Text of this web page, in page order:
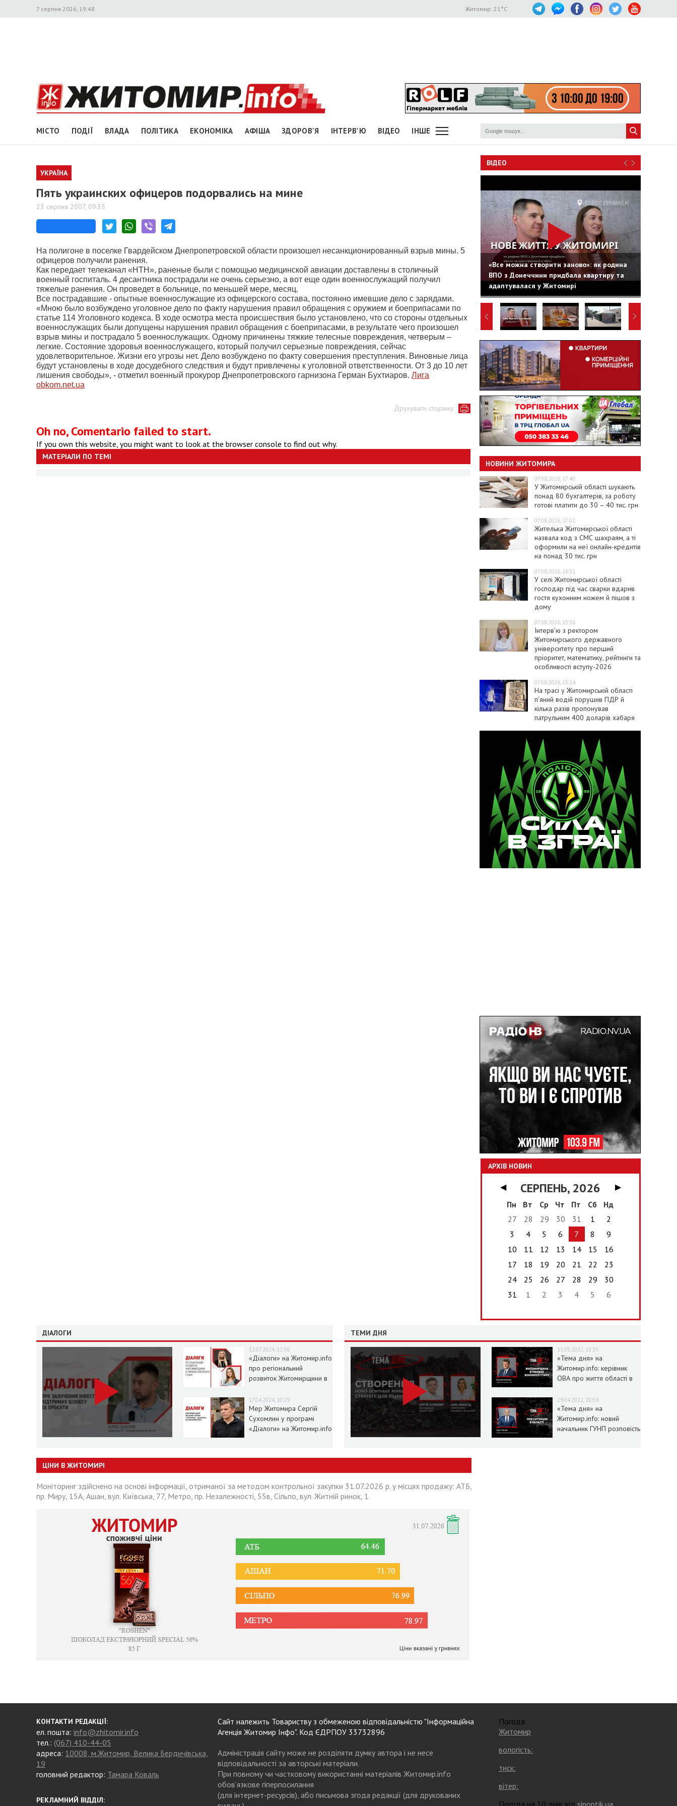
7 серпня 2026, 19:48 Житомир: 21°C
МІСТО ПОДІЇ ВЛАДА ПОЛІТИКА ЕКОНОМІКА АФІША ЗДОРОВ'Я ІНТЕРВ'Ю ВІДЕО ІНШЕ
УКРАЇНА
Пять украинских офицеров подорвались на мине
23 серпня 2007, 09:35
На полигоне в поселке Гвардейском Днепропетровской области произошел несанкционированный взрыв мины. 5
офицеров получили ранения.
Как передает телеканал «НТН», раненые были с помощью медицинской авиации доставлены в столичный
военный госпиталь. 4 десантника пострадали не очень серьезно, а вот еще один военнослужащий получил
тяжелые ранения. Он проведет в больнице, по меньшей мере, месяц.
Все пострадавшие - опытные военнослужащие из офицерского состава, постоянно имевшие дело с зарядами.
«Мною было возбуждено уголовное дело по факту нарушения правил обращения с оружием и боеприпасами по
статье 114 Уголовного кодекса. В ходе осмотра места происшествия было установлено, что со стороны отдельных
военнослужащих были допущены нарушения правил обращения с боеприпасами, в результате чего произошел
взрыв мины и пострадало 5 военнослужащих. Одному причинены тяжкие телесные повреждения, четверым –
легкие. Состояние здоровья военнослужащего, который получил серьезные повреждения, сейчас
удовлетворительное. Жизни его угрозы нет. Дело возбуждено по факту совершения преступления. Виновные лица
будут установлены в ходе досудебного следствия и будут привлечены к уголовной ответственности. От 3 до 10 лет
лишения свободы», - отметил военный прокурор Днепропетровского гарнизона Герман Бухтиаров. Лига
obkom.net.ua
Друкувати сторінку
Oh no, Comentario failed to start.
If you own this website, you might want to look at the browser console to find out why.
МАТЕРІАЛИ ПО ТЕМІ
ВІДЕО
«Все можна створити заново»: як родина
ВПО з Донеччини придбала квартиру та
адаптувалася у Житомирі
НОВИНИ ЖИТОМИРА
07.08.2026, 17:40
У Житомирській області шукають
понад 80 бухгалтерів, за роботу
готові платити до 30 – 40 тис. грн
07.08.2026, 17:02
Жителька Житомирської області
назвала код з СМС шахраям, а ті
оформили на неї онлайн-кредитів
на понад 30 тис. грн
07.08.2026, 16:31
У селі Житомирської області
господар під час сварки вдарив
гостя кухонним ножем й пішов з
дому
07.08.2026, 15:36
Інтерв’ю з ректором
Житомирського державного
університету про перший
пріоритет, математику, рейтинги та
особливості вступу-2026
07.08.2026, 15:24
На трасі у Житомирській області
п’яний водій порушив ПДР й
кілька разів пропонував
патрульним 400 доларів хабаря
АРХІВ НОВИН
◀ СЕРПЕНЬ, 2026
▶
Пн
Вт Ср Чт Пт Сб
Нд
27
28 29 30 31 1
2
3
4 5 6 7 8
9
10
11 12 13 14 15
16
17
18 19 20 21 22
23
24
25 26 27 28 29
30
31
1 2 3 4 5 6
ДІАЛОГИ
12.07.2024, 12:36
«Діалоги» на Житомир.info
про регіональний
розвиток Житомирщини в
17.04.2024, 10:29
Мер Житомира Сергій
Сухомлин у програмі
«Діалоги» на Житомир.info
ТЕМИ ДНЯ
13.05.2022, 13:25
«Тема дня» на
Житомир.info: керівник
ОВА про життя області в
29.04.2022, 10:59
«Тема дня» на
Житомир.info: новий
начальник ГУНП розповість
ЦІНИ В ЖИТОМИРІ
Моніторинг здійснено на основі інформації, отриманої за методом контрольної закупки 31.07.2026 р. у місцях продажу: АТБ,
пр. Миру, 15А, Ашан, вул. Київська, 77, Метро, пр. Незалежності, 55в, Сільпо, вул. Житній ринок, 1
КОНТАКТИ РЕДАКЦІЇ:
ел. пошта: info@zhitomir.info
тел.: (067) 410-44-05
адреса: 10008, м.Житомир, Велика Бердичівська,
19
головний редактор: Тамара Коваль
РЕКЛАМНИЙ ВІДДІЛ:
Сайт належить Товариству з обмеженою відповідальністю "Інформаційна
Агенція Житомир Інфо". Код ЄДРПОУ 33732896
Адміністрація сайту може не розділяти думку автора і не несе
відповідальності за авторські матеріали.
При повному чи частковому використанні матеріалів Житомир.info
обов’язкове гіперпосилання
(для інтернет-ресурсів), або письмова згода редакції (для друкованих
Погода
Житомир
вологість:
тиск:
вітер:
Погода на 10 днів від sinoptik.ua